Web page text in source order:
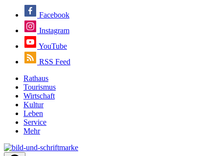
Facebook
Instagram
YouTube
RSS Feed
Rathaus
Tourismus
Wirtschaft
Kultur
Leben
Service
Mehr